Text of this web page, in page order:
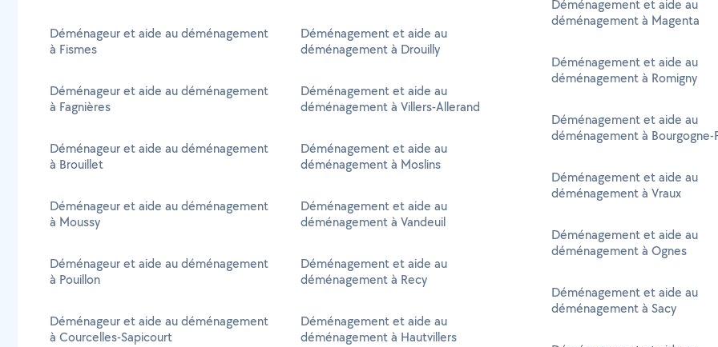
Déménageur et aide au déménagement
à Fismes
Déménageur et aide au déménagement
à Fagnières
Déménageur et aide au déménagement
à Brouillet
Déménageur et aide au déménagement
à Moussy
Déménageur et aide au déménagement
à Pouillon
Déménageur et aide au déménagement
à Courcelles-Sapicourt
Déménagement et aide au
déménagement à Drouilly
Déménagement et aide au
déménagement à Villers-Allerand
Déménagement et aide au
déménagement à Moslins
Déménagement et aide au
déménagement à Vandeuil
Déménagement et aide au
déménagement à Recy
Déménagement et aide au
déménagement à Hautvillers
Déménagement et aide au
déménagement à Magenta
Déménagement et aide au
déménagement à Romigny
Déménagement et aide au
déménagement à Bourgogne-
Déménagement et aide au
déménagement à Vraux
Déménagement et aide au
déménagement à Ognes
Déménagement et aide au
déménagement à Sacy